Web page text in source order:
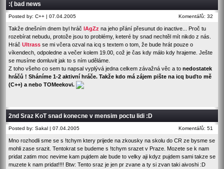
:( bad news
Posted by: C++ | 07.04.2005 Komentářů: 32
Takže dnešním dnem byl hráč lAgZz na jeho přání přesunut do inactive... Proč tu
rozebírat nebudu, protože jsou to problémy, keteré by snad nechtěl mít nikdo z nás.
Hráč Ultrass se mi včera ozval na icq s textem o tom, že bude hrát pouze o
víkendech, odpoledne a večer kolem 19.00, což je čas kdy málo kdy hrajeme. Ješte
se musíme domluvit jak to s ním uděláme.
Z toho všeho co sem tu napsal vyplývá jedna celkem závažná věc a to nedostatek
hráčů ! Sháníme 1-2 aktivní hráče. Takže kdo má zájem pište na icq buďto mě
(C++) a nebo TOMeekovi.
2nd Sraz KoT snad konecne v mensim poctu lidi :D
Posted by: Sakal | 07.04.2005 Komentářů: 51
Mno rozhodli sme se s !tchym ktery prijede na zkousky na skolu do CR ze bysme se
mohli zase srazit. Tentokrat se budeme s !tchym srazet v Praze. Mozete se k nam
pridat zatim moc nevime kam pujdem ale bude to velky aji kdyz pujdem sami takze se
muzete k nam pridat!!!! Btw: Tento sraz je jen pr zvane a ty si zvan taki aivoshi :D